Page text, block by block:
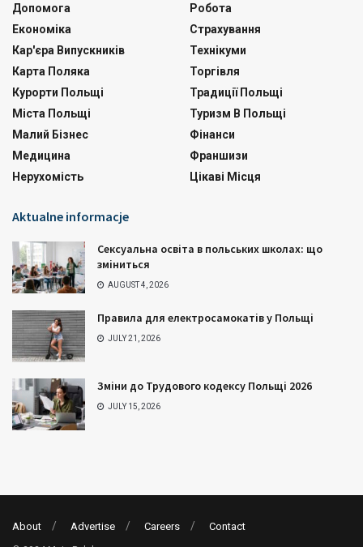
Допомога
Економіка
Кар'єра Випускників
Карта Поляка
Курорти Польщі
Міста Польщі
Малий Бізнес
Медицина
Нерухомість
Робота
Страхування
Технікуми
Торгівля
Традиції Польщі
Туризм В Польщі
Фінанси
Франшизи
Цікаві Місця
Aktualne informacje
Сексуальна освіта в польських школах: що
зміниться
AUGUST 4, 2026
Правила для електросамокатів у Польщі
JULY 21, 2026
Зміни до Трудового кодексу Польщі 2026
JULY 15, 2026
About Advertise Careers Contact